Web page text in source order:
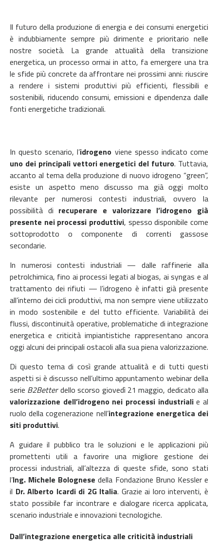
Il futuro della produzione di energia e dei consumi energetici
è indubbiamente sempre più dirimente e prioritario nelle
nostre società. La grande attualità della transizione
energetica, un processo ormai in atto, fa emergere una tra
le sfide più concrete da affrontare nei prossimi anni: riuscire
a rendere i sistemi produttivi più efficienti, flessibili e
sostenibili, riducendo consumi, emissioni e dipendenza dalle
fonti energetiche tradizionali.
In questo scenario, l’idrogeno viene spesso indicato come
uno dei principali vettori energetici del futuro. Tuttavia,
accanto al tema della produzione di nuovo idrogeno “green”,
esiste un aspetto meno discusso ma già oggi molto
rilevante per numerosi contesti industriali, ovvero la
possibilità di recuperare e valorizzare l’idrogeno già
presente nei processi produttivi, spesso disponibile come
sottoprodotto o componente di correnti gassose
secondarie.
In numerosi contesti industriali — dalle raffinerie alla
petrolchimica, fino ai processi legati al biogas, ai syngas e al
trattamento dei rifiuti — l’idrogeno è infatti già presente
all’interno dei cicli produttivi, ma non sempre viene utilizzato
in modo sostenibile e del tutto efficiente. Variabilità dei
flussi, discontinuità operative, problematiche di integrazione
energetica e criticità impiantistiche rappresentano ancora
oggi alcuni dei principali ostacoli alla sua piena valorizzazione.
Di questo tema di così grande attualità e di tutti questi
aspetti si è discusso nell’ultimo appuntamento webinar della
serie B2Betterdello scorso giovedì 21 maggio, dedicato alla
valorizzazione dell’idrogeno nei processi industrialie al
ruolo della cogenerazione nell’integrazione energetica dei
siti produttivi.
A guidare il pubblico tra le soluzioni e le applicazioni più
promettenti utili a favorire una migliore gestione dei
processi industriali, all’altezza di queste sfide, sono stati
l’Ing. Michele Bolognesedella Fondazione Bruno Kessler e
il Dr. Alberto Icardi di 2G Italia. Grazie ai loro interventi, è
stato possibile far incontrare e dialogare ricerca applicata,
scenario industriale e innovazioni tecnologiche.
Dall’integrazione energetica alle criticità industriali